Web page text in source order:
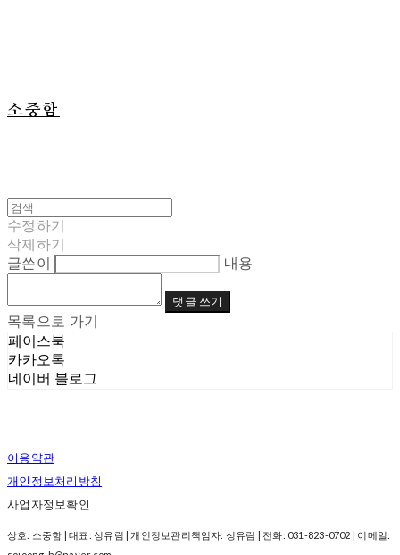
소중함
수정하기
삭제하기
글쓴이
내용
댓글 쓰기
목록으로 가기
페이스북
카카오톡
네이버 블로그
이용약관
개인정보처리방침
사업자정보확인
상호: 소중함 | 대표: 성유림 | 개인정보관리책임자: 성유림 | 전화: 031-823-0702 | 이메일: